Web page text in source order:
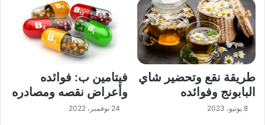
طريقة نقع وتحضير شاي
البابونج وفوائده
8 يونيو، 2023
فيتامين ب: فوائده
وأعراض نقصه ومصادره
24 نوفمبر، 2022